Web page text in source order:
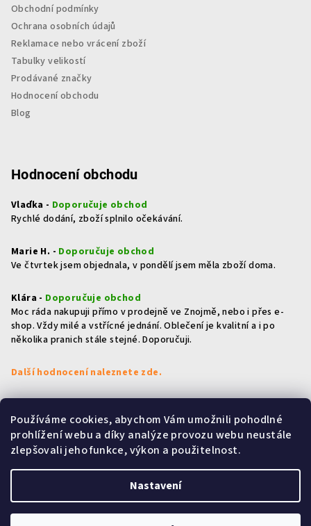
Používáme cookies, abychom Vám umožnili pohodlné
prohlížení webu a díky analýze provozu webu neustále
zlepšovali jeho funkce, výkon a použitelnost.
Nastavení
Obchodní podmínky
Ochrana osobních údajů
Reklamace nebo vrácení zboží
Tabulky velikostí
Prodávané značky
Hodnocení obchodu
Blog
Hodnocení obchodu
Vlaďka - Doporučuje obchod
Rychlé dodání, zboží splnilo očekávání.
Marie H. - Doporučuje obchod
Ve čtvrtek jsem objednala, v pondělí jsem měla zboží doma.
Klára - Doporučuje obchod
Moc ráda nakupuji přímo v prodejně ve Znojmě, nebo i přes e-
shop. Vždy milé a vstřícné jednání. Oblečení je kvalitní a i po
několika pranich stále stejné. Doporučuji.
Další hodnocení naleznete zde.
Přijímáme online platby